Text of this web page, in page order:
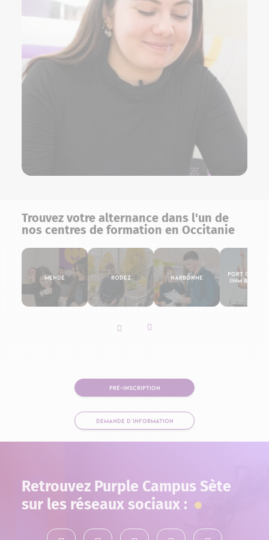
Trouvez votre alternance dans l'un de
nos centres de formation en Occitanie
Slider vers la gauche
Mende Rodez Narbonne
Port
(INM By
Slider vers la droite
PRÉ-INSCRIPTION
DEMANDE D'INFORMATION
Retrouvez Purple Campus Sète
sur les réseaux sociaux :